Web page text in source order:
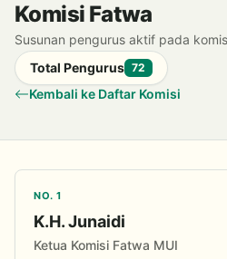
Komisi Fatwa
Susunan pengurus aktif pada
Total Pengurus 72
Kembali ke Daftar Komisi
NO. 1
K.H. Junaidi
Ketua Komisi Fatwa MUI